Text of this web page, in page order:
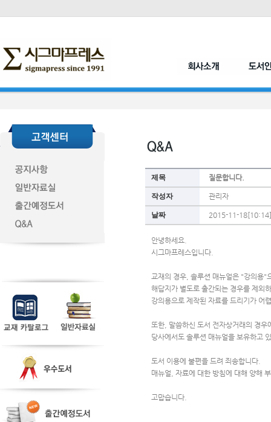
제목 질문합니다.
작성자 관리자
날짜 2015-11-18[10:14]
안녕하세요.
시그마프레스입니다.
교재의 경우, 솔루션 매뉴얼은 "강의용"
해답지가 별도로 출간되는 경우를 제외
강의용으로 제작된 자료를 드리기가 어
또한, 말씀하신 도서 전자상거래의 경우
당사에서도 솔루션 매뉴얼을 보유하고
도서 이용에 불편을 드려 죄송합니다.
매뉴얼, 자료에 대한 방침에 대해 양해
고맙습니다.